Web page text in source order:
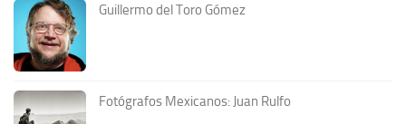
Guillermo del Toro Gómez
Fotógrafos Mexicanos: Juan Rulfo